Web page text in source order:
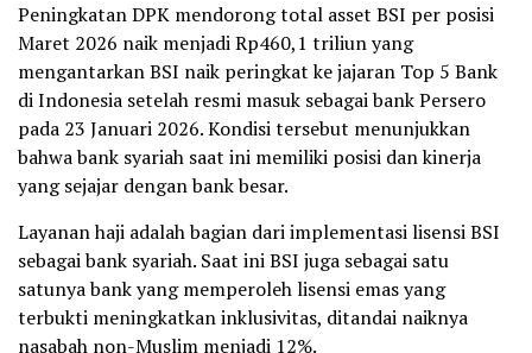
Peningkatan DPK mendorong total asset BSI per posisi
Maret 2026 naik menjadi Rp460,1 triliun yang
mengantarkan BSI naik peringkat ke jajaran Top 5 Bank
di Indonesia setelah resmi masuk sebagai bank Persero
pada 23 Januari 2026. Kondisi tersebut menunjukkan
bahwa bank syariah saat ini memiliki posisi dan kinerja
yang sejajar dengan bank besar.
Layanan haji adalah bagian dari implementasi lisensi BSI
sebagai bank syariah. Saat ini BSI juga sebagai satu
satunya bank yang memperoleh lisensi emas yang
terbukti meningkatkan inklusivitas, ditandai naiknya
nasabah non-Muslim menjadi 12%.